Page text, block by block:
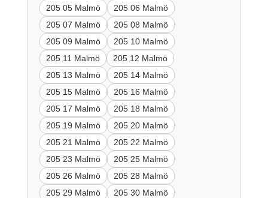
205 05 Malmö
205 06 Malmö
205 07 Malmö
205 08 Malmö
205 09 Malmö
205 10 Malmö
205 11 Malmö
205 12 Malmö
205 13 Malmö
205 14 Malmö
205 15 Malmö
205 16 Malmö
205 17 Malmö
205 18 Malmö
205 19 Malmö
205 20 Malmö
205 21 Malmö
205 22 Malmö
205 23 Malmö
205 25 Malmö
205 26 Malmö
205 28 Malmö
205 29 Malmö
205 30 Malmö